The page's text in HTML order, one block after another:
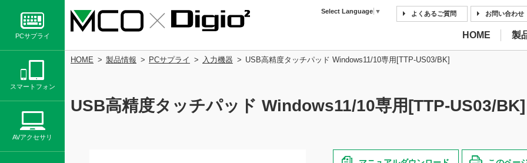
Select Language ▼ よくあるご質問 お問い合わせ
HOME 製
HOME 製品情報 PCサプライ 入力機器 USB高精度タッチパッド Windows11/10専用[TTP-US03/BK]
USB高精度タッチパッド Windows11/10専用[TTP-US03/BK]
PCサプライ
スマートフォン
AVアクセサリ